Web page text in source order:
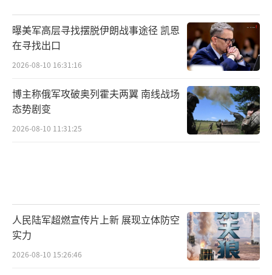
曝美军高层寻找摆脱伊朗战事途径 凯恩
在寻找出口
2026-08-10 16:31:16
博主称俄军攻破奥列霍夫两翼 南线战场
态势剧变
2026-08-10 11:31:25
人民陆军超燃宣传片上新 展现立体防空
实力
2026-08-10 15:26:46